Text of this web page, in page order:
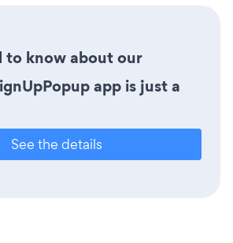
to know about our
app is just a
See the details